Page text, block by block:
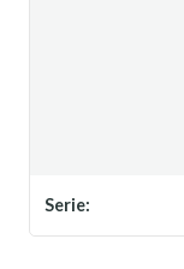
Serie: